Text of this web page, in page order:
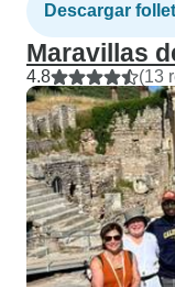
Descargar
Maravillas
4.8 (13